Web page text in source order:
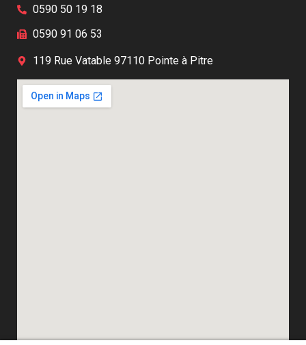
0590 50 19 18
0590 91 06 53
119 Rue Vatable 97110 Pointe à Pitre